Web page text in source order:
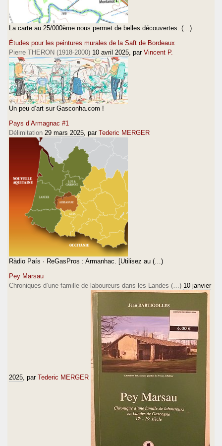
La carte au 25/000ème nous permet de belles découvertes. (…)
Études pour les peintures murales de la Saft de Bordeaux
Pierre THERON (1918-2000) 10 avril 2025 , par Vincent P.
Un peu d’art sur Gasconha.com !
Pays d’Armagnac #1
Délimitation 29 mars 2025 , par Tederic MERGER
Ràdio País · ReGasPros : Armanhac. [Utilisez au (…)
Pey Marsau
Chroniques d’une famille de laboureurs dans les Landes (…) 10 janvier
2025 , par Tederic MERGER